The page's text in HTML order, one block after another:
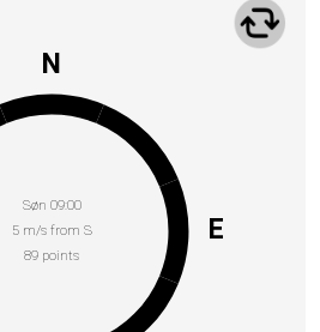
Søn 09:00
5 m/s from S
89 points
N
E